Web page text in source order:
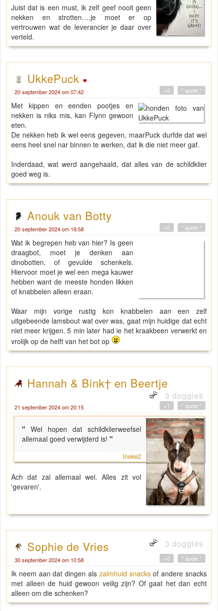
Juist dat is een must, ik zelf geef nooit geen
nekken en strotten….je moet er op
vertrouwen wat de leverancier je daar over
verteld.
UkkePuck
20 september 2024 om 07:42 " quote "
+0
Met kippen en eenden pootjes en
nekken is niks mis, kan Flynn gewoon
eten.
De nekken heb ik wel eens gegeven, maarPuck durfde dat wel
eens heel snel nar binnen te werken, dat ik die niet meer gaf.
Inderdaad, wat werd aangehaald, dat alles van de schildklier
goed weg is.
Anouk van Botty
20 september 2024 om 18:58 " quote "
+0
Wat ik begrepen heb van hier? Is geen
draagbot, moet je denken aan
dinobotten, of gevulde schenkels.
Hiervoor moet je wel een mega kauwer
hebben want de meeste honden likken
of knabbelen alleen eraan.
Waar mijn vorige rustig kon knabbelen aan een zelf
uitgebeende lamsbout wat over was, gaat mijn huidige dat echt
niet meer krijgen. 5 min later had ie het kraakbeen verwerkt en
vrolijk op de helft van het bot op
Hannah & Bink† en Beertje
3 doggies
21 september 2024 om 20:15 " quote "
+1
" Wel hopen dat schildklierweefsel
allemaal goed verwijderd is! "
Ineke2
Ach dat zal allemaal wel. Alles zit vol
'gevaren'.
Sophie de Vries 3 doggies
30 september 2024 om 10:58 " quote "
+0
Ik neem aan dat dingen als zalmhuid snacksof andere snacks
met alleen de huid gewoon veilig zijn? Of gaat het dan echt
alleen om die schenken?